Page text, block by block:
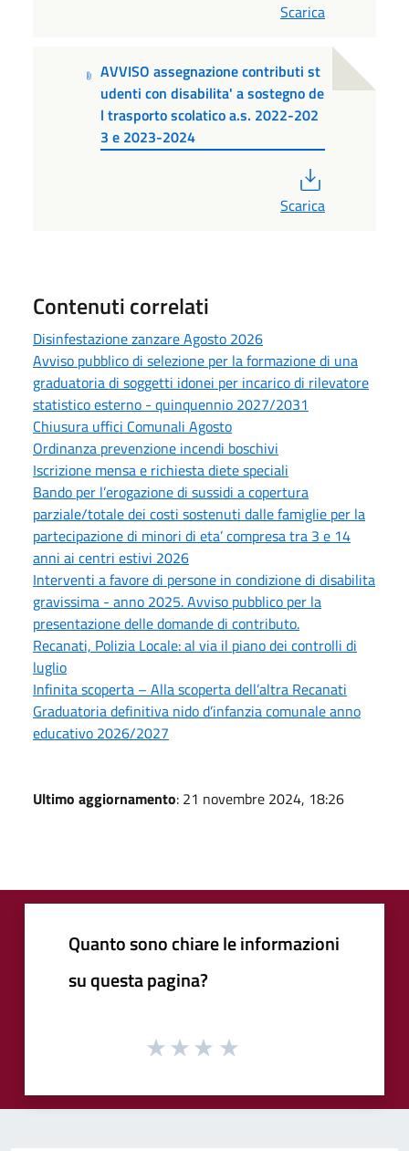
Scarica
AVVISO assegnazione contributi st
udenti con disabilita' a sostegno de
l trasporto scolatico a.s. 2022-202
3 e 2023-2024
Scarica
Contenuti correlati
Disinfestazione zanzare Agosto 2026
Avviso pubblico di selezione per la formazione di una
graduatoria di soggetti idonei per incarico di rilevatore
statistico esterno - quinquennio 2027/2031
Chiusura uffici Comunali Agosto
Ordinanza prevenzione incendi boschivi
Iscrizione mensa e richiesta diete speciali
Bando per l’erogazione di sussidi a copertura
parziale/totale dei costi sostenuti dalle famiglie per la
partecipazione di minori di eta’ compresa tra 3 e 14
anni ai centri estivi 2026
Interventi a favore di persone in condizione di disabilita
gravissima - anno 2025. Avviso pubblico per la
presentazione delle domande di contributo.
Recanati, Polizia Locale: al via il piano dei controlli di
luglio
Infinita scoperta – Alla scoperta dell’altra Recanati
Graduatoria definitiva nido d’infanzia comunale anno
educativo 2026/2027
Ultimo aggiornamento: 21 novembre 2024, 18:26
Quanto sono chiare le informazioni
su questa pagina?